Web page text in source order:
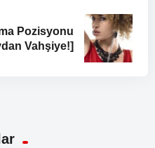
Pozisyonu
Vahşiye!]